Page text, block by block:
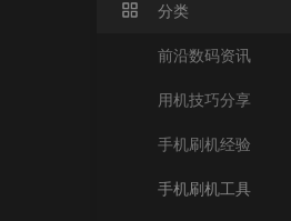
分类
前沿数码资讯
用机技巧分享
手机刷机经验
手机刷机工具